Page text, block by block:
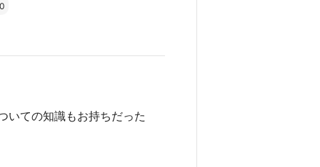
いての知識もお持ちだった